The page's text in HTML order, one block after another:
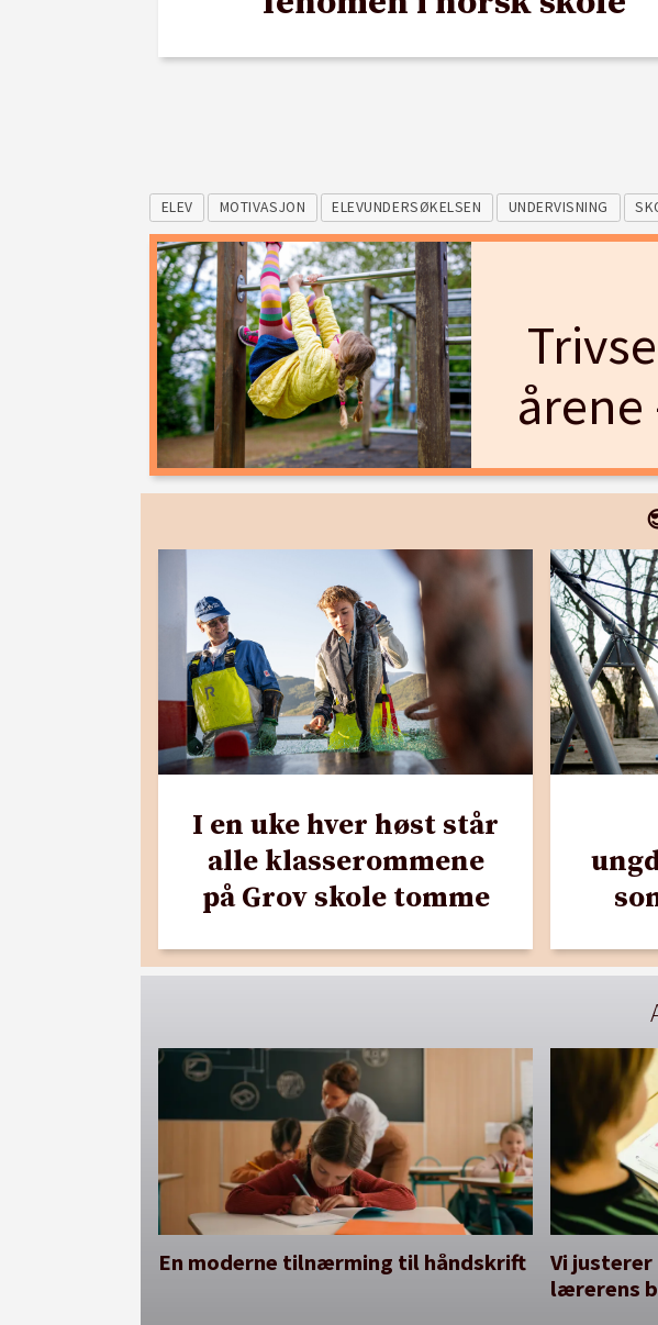
ELEV MOTIVASJON ELEVUNDERSØKELSEN UNDERVISNING
I en uke hver høst står
alle klasserommene
på Grov skole tomme
En moderne tilnærming til håndskrift
Vi
lærerens